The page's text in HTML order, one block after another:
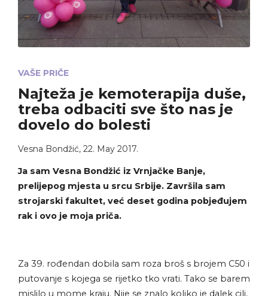
VAŠE PRIČE
Najteža je kemoterapija duše,
treba odbaciti sve što nas je
dovelo do bolesti
Vesna Bondžić, 22. May 2017.
Ja sam Vesna Bondžić iz Vrnjačke Banje,
prelijepog mjesta u srcu Srbije. Završila sam
strojarski fakultet, već deset godina pobjeđujem
rak i ovo je moja priča.
Za 39. rođendan dobila sam roza broš s brojem C50 i
putovanje s kojega se rijetko tko vrati. Tako se barem
mislilo u mome kraju. Nije se znalo koliko je dalek cilj,